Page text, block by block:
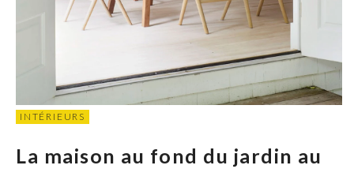
INTÉRIEURS
La maison au fond du jardin au